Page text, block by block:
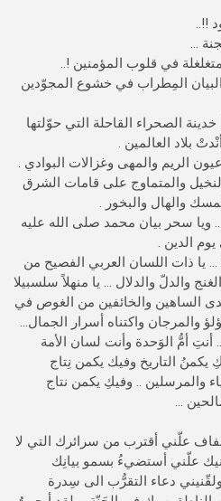
!!..
…
في قلوب المؤمنين !..
البيان المِطراب في خشوع المجوّدين
خدينة الصحراء القاحلة التي حوّلتها
بلاد العالمين .
الريم والمهى وغزالات البوادي .
والمتماوج على قامات الشرق
والهال والبخور .
ويا سحر بيان محمد صلى الله عليه
الدين .
… يا ذات اللسان العربي الفصيح من
والدلّ والدلال … يا منهلاً سلسبيلا
الساهين والخائفين من الغوص في
والمرجان واكتناه أسرار الجمال…
أنتِ أمُّ الوَحدة وأنت لسان الأمة
التاريخ وفيك يكمن نِتاج
والمرسلين .. وفيكِ يكمن نتاج
…
علّني أقترب من سرائرك التي لا
علّني أستضيءُ بسمو بيانِك
دعاء التقرُّب الى سِدرة